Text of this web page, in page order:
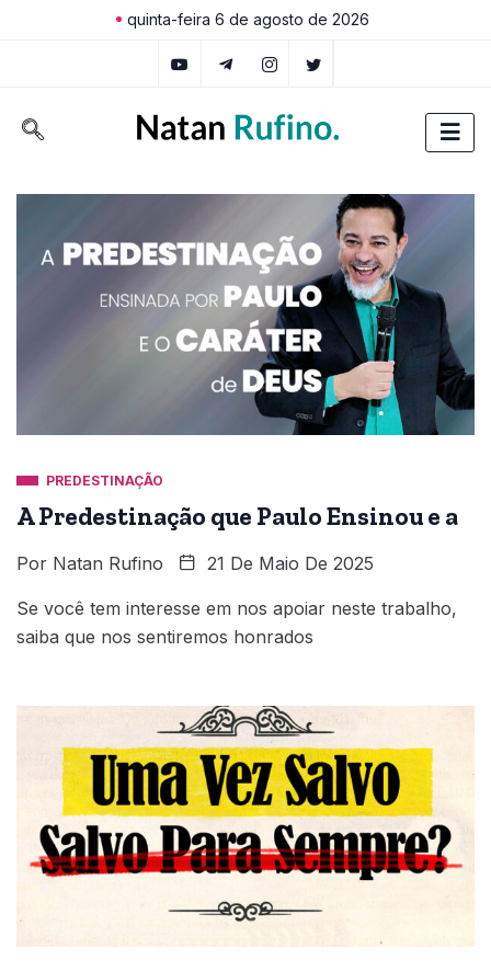
quinta-feira 6 de agosto de 2026
PREDESTINAÇÃO
A Predestinação que Paulo Ensinou e a
Por Natan Rufino 21 De Maio De 2025
Se você tem interesse em nos apoiar neste trabalho,
saiba que nos sentiremos honrados